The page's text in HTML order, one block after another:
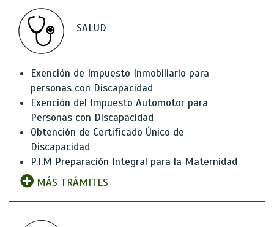
SALUD
Exención de Impuesto Inmobiliario para
personas con Discapacidad
Exención del Impuesto Automotor para
Personas con Discapacidad
Obtención de Certificado Único de
Discapacidad
P.I.M Preparación Integral para la Maternidad
MÁS TRÁMITES